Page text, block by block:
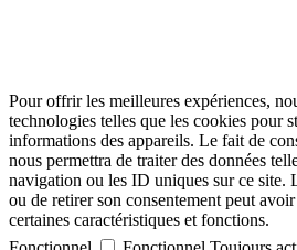
Pour offrir les meilleures expériences,
technologies telles que les cookies pour
informations des appareils. Le fait de
nous permettra de traiter des données
navigation ou les ID uniques sur ce site.
ou de retirer son consentement peut
certaines caractéristiques et fonctions.